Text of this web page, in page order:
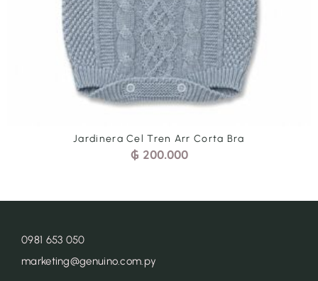
Jardinera Cel Tren Arr Corta Bra
₲ 200.000
0981 653 050
marketing@genuino.com.py